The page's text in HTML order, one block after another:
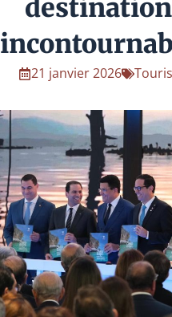
21 janvier 2026